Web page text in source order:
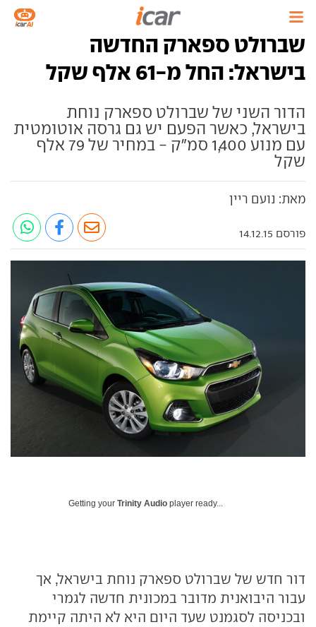
שברולט ספארק החדשה
בישראל: החל מ-61 אלף שקל
הדור השני של שברולט ספארק נוחת
בישראל, כאשר הפעם יש גם גרסה אוטומטית
עם מנוע 1,400 סמ"ק - במחיר של 79 אלף
שקל
מאת: נועם ריין
פורסם 14.12.15
Getting your Trinity Audio player ready...
דור חדש של שברולט ספארק נוחת בישראל, אך
עבור היבואנית מדובר במכונית חדשה לגמרי
ובכניסה לסגמנט שעד היום היא לא היתה קיימת